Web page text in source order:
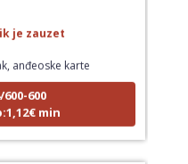
anđeoske karte
600
min